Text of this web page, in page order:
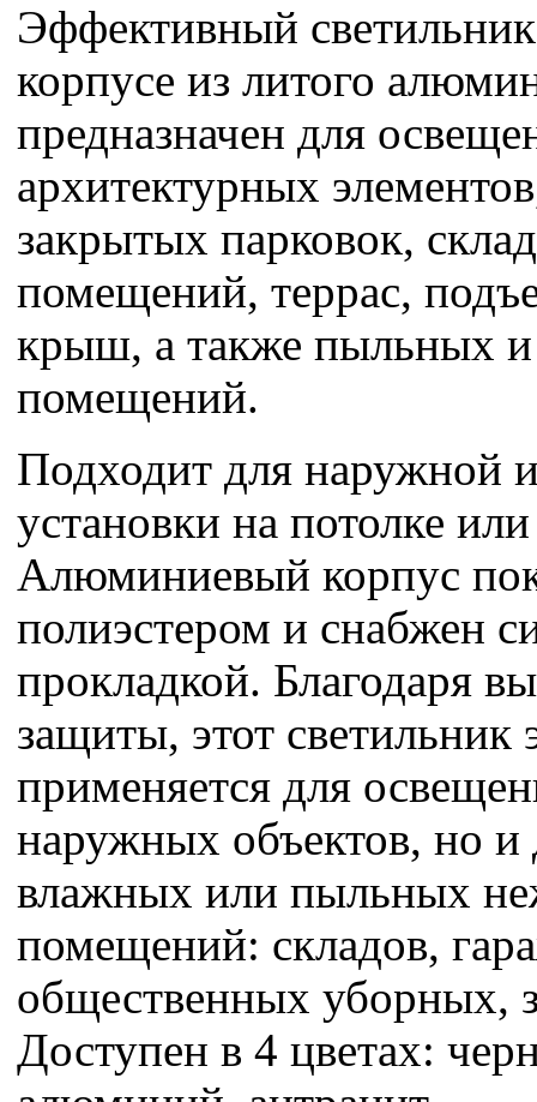
Эффективный
корпусе из литого
предназначен для
архитектурных
закрытых парковок,
помещений, террас,
крыш, а также пыльных
помещений.
Подходит для наружной
установки на потолке
Алюминиевый корпус
полиэстером и снабжен
прокладкой. Благодаря
защиты, этот светильник
применяется для
наружных объектов, но и
влажных или пыльных
помещений: складов,
общественных уборных,
Доступен в 4 цветах: